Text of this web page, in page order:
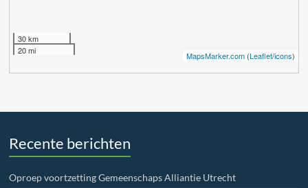
30 km
20 mi
MapsMarker.com(Leaflet/icons)
Recente berichten
Oproep voortzetting Gemeenschaps Alliantie Utrecht